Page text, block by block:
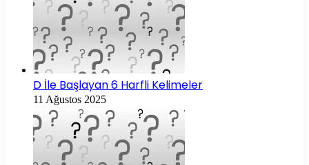
D İle Başlayan 6 Harfli Kelimeler
11 Ağustos 2025